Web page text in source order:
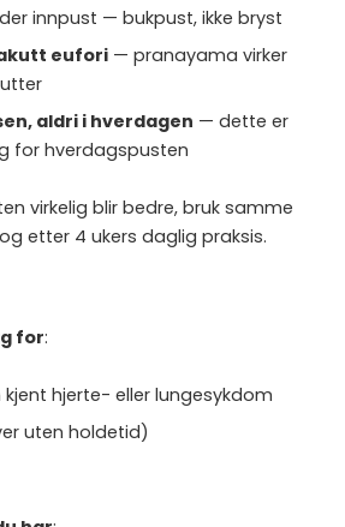
innpust — bukpust, ikke bryst
eufori — pranayama virker
aldri i hverdagen — dette er
for hverdagspusten
virkelig blir bedre, bruk samme
etter 4 ukers daglig praksis.
for:
kjent hjerte- eller lungesykdom
uten holdetid)